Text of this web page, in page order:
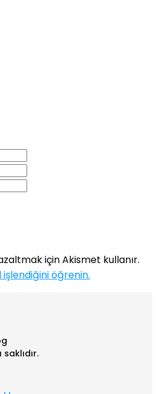
için Akismet kullanır.
işlendiğini öğrenin.